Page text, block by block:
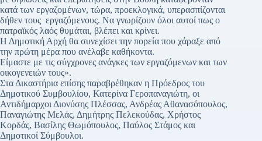
κατά των εργαζομένων, τώρα, προεκλογικά, υπερασπίζονται
δήθεν τους εργαζόμενους. Να γνωρίζουν όλοι αυτοί πως ο
πατραϊκός λαός θυμάται, βλέπει και κρίνει.
Η Δημοτική Αρχή θα συνεχίσει την πορεία που χάραξε από
την πρώτη μέρα που ανέλαβε καθήκοντα.
Είμαστε με τις σύγχρονες ανάγκες των εργαζόμενων και των
οικογενειών τους».
Στα Δικαστήρια επίσης παραβρέθηκαν η Πρόεδρος του
Δημοτικού Συμβουλίου, Κατερίνα Γεροπαναγιώτη, οι
Αντιδήμαρχοι Διονύσης Πλέσσας, Ανδρέας Αθανασόπουλος,
Παναγιώτης Μελάς, Δημήτρης Πελεκούδας, Χρήστος
Κορδάς, Βασίλης Θωμόπουλος, Παύλος Στάμος και
Δημοτικοί Σύμβουλοι.